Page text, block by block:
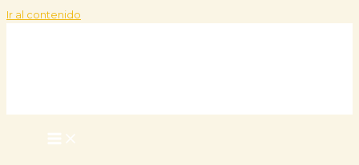
Ir al contenido